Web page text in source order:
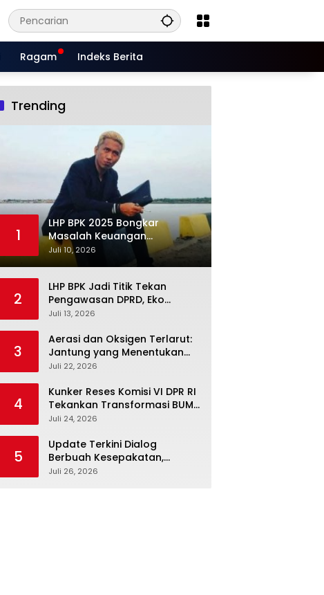
Ragam Indeks Berita
Trending
1
LHP BPK 2025 Bongkar
Masalah Keuangan
Situbondo, Potensi Miliaran
Rupiah Masih Belum Terkelola
Juli 10, 2026
2
LHP BPK Jadi Titik Tekan
Pengawasan DPRD, Eko
Febriyanto Datangi Komisi IV
Berpijak pada Dokumen
Resmi Negara
Juli 13, 2026
3
Aerasi dan Oksigen Terlarut:
Jantung yang Menentukan
Hidup Tambak Vaname
Juli 22, 2026
4
Kunker Reses Komisi VI DPR RI
Tekankan Transformasi BUMN
Maritim, Nasim Khan Kawal
Juli 24, 2026
5
Update Terkini Dialog
Berbuah Kesepakatan,
SPBUN-SGN Batalkan Aksi
Juli 26, 2026